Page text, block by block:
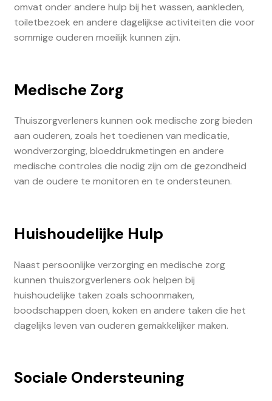
omvat onder andere hulp bij het wassen, aankleden,
toiletbezoek en andere dagelijkse activiteiten die voor
sommige ouderen moeilijk kunnen zijn.
Medische Zorg
Thuiszorgverleners kunnen ook medische zorg bieden
aan ouderen, zoals het toedienen van medicatie,
wondverzorging, bloeddrukmetingen en andere
medische controles die nodig zijn om de gezondheid
van de oudere te monitoren en te ondersteunen.
Huishoudelijke Hulp
Naast persoonlijke verzorging en medische zorg
kunnen thuiszorgverleners ook helpen bij
huishoudelijke taken zoals schoonmaken,
boodschappen doen, koken en andere taken die het
dagelijks leven van ouderen gemakkelijker maken.
Sociale Ondersteuning